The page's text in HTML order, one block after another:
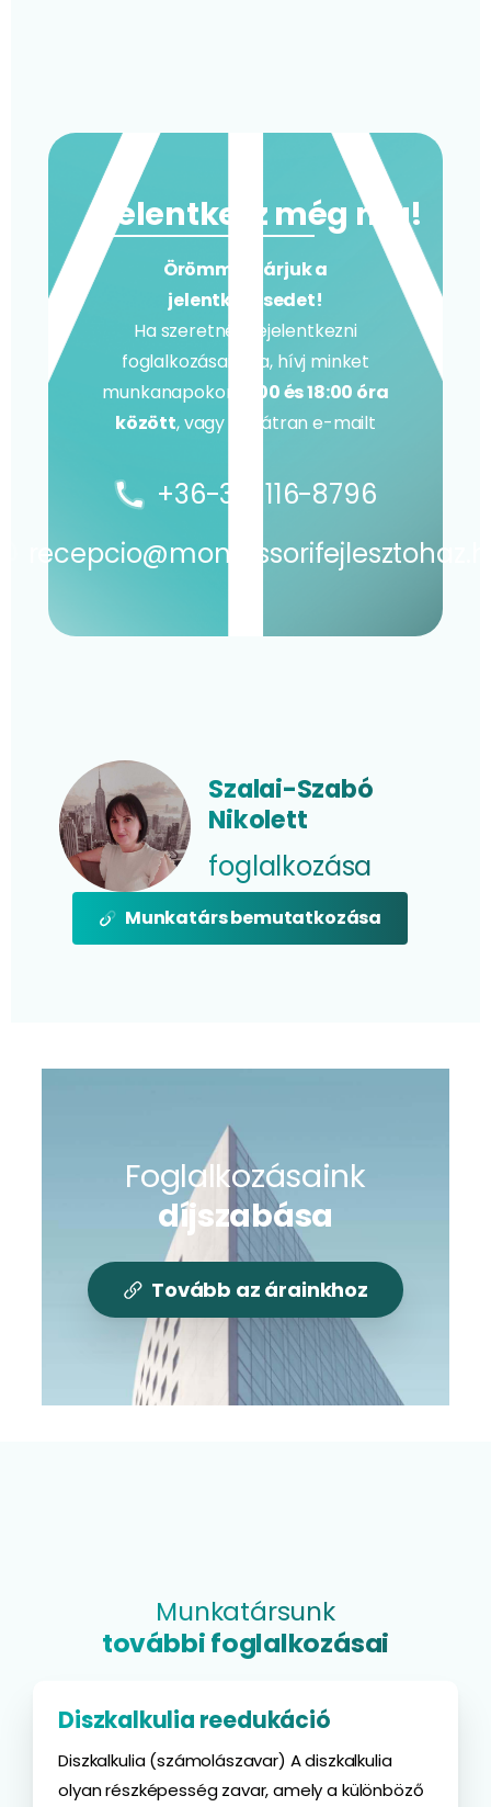
Jelentkezz még ma!
Örömmel várjuk a
jelentkezésedet!
Ha szeretnél bejelentkezni
foglalkozásainkra, hívj minket
munkanapokon
9:00 és 18:00 óra
között, vagy írj bátran e-mailt
+36-30-116-8796
Szalai-Szabó
Nikolett
foglalkozása
Munkatárs bemutatkozása
Foglalkozásaink
díjszabása
Tovább az árainkhoz
Munkatársunk
további foglalkozásai
Diszkalkulia reedukáció
Diszkalkulia (számolászavar) A diszkalkulia
olyan részképesség zavar, amely a különböző